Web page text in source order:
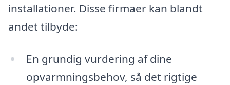
installationer. Disse firmaer kan blandt
andet tilbyde:
En grundig vurdering af dine
opvarmningsbehov, så det rigtige